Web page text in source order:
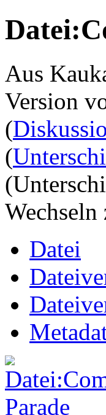
Aus
Version
(
(
Wechseln
Datei